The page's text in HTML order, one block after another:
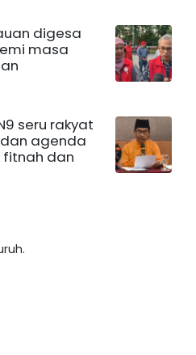
digesa
masa
seru rakyat
agenda
fitnah dan